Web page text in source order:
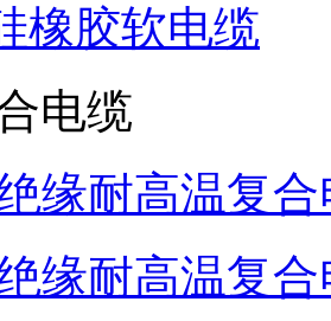
橡胶软电缆
电缆
缘耐高温复合
缘耐高温复合